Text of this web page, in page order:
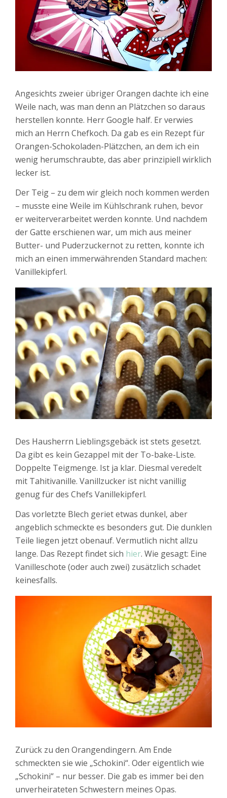
Angesichts zweier übriger Orangen dachte ich eine
Weile nach, was man denn an Plätzchen so daraus
herstellen konnte. Herr Google half. Er verwies
mich an Herrn Chefkoch. Da gab es ein Rezept für
Orangen-Schokoladen-Plätzchen, an dem ich ein
wenig herumschraubte, das aber prinzipiell wirklich
lecker ist.
Der Teig – zu dem wir gleich noch kommen werden
– musste eine Weile im Kühlschrank ruhen, bevor
er weiterverarbeitet werden konnte. Und nachdem
der Gatte erschienen war, um mich aus meiner
Butter- und Puderzuckernot zu retten, konnte ich
mich an einen immerwährenden Standard machen:
Vanillekipferl.
Des Hausherrn Lieblingsgebäck ist stets gesetzt.
Da gibt es kein Gezappel mit der To-bake-Liste.
Doppelte Teigmenge. Ist ja klar. Diesmal veredelt
mit Tahitivanille. Vanillzucker ist nicht vanillig
genug für des Chefs Vanillekipferl.
Das vorletzte Blech geriet etwas dunkel, aber
angeblich schmeckte es besonders gut. Die dunklen
Teile liegen jetzt obenauf. Vermutlich nicht allzu
lange. Das Rezept findet sich hier. Wie gesagt: Eine
Vanilleschote (oder auch zwei) zusätzlich schadet
keinesfalls.
Zurück zu den Orangendingern. Am Ende
schmeckten sie wie „Schokini“. Oder eigentlich wie
„Schokini“ – nur besser. Die gab es immer bei den
unverheirateten Schwestern meines Opas.